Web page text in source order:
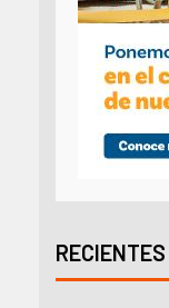
RECIENTES